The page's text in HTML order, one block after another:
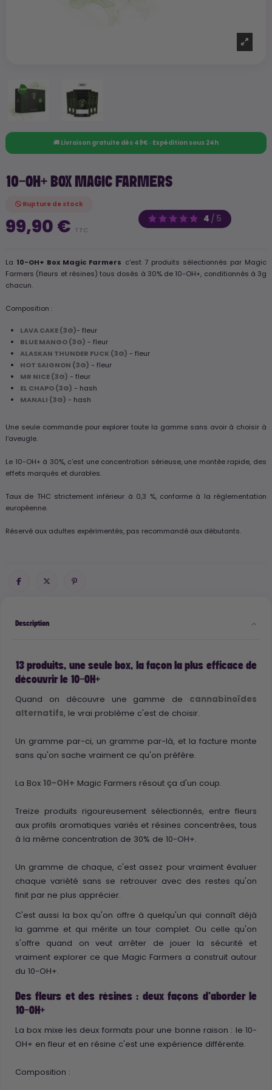
🚚 Livraison gratuite dès 49€ · Expédition sous 24h
10-OH+ BOX MAGIC FARMERS
4 / 5
Rupture de stock
99,90 € TTC
La 10-OH+ Box Magic Farmers c'est 7 produits sélectionnés par Magic
Farmers (fleurs et résines) tous dosés à 30% de 10-OH+, conditionnés à 3g
chacun.
Composition :
LAVA CAKE (3G)- fleur
BLUE MANGO (3G) - fleur
ALASKAN THUNDER FUCK (3G) - fleur
HOT SAIGNON (3G) - fleur
MR NICE (3G) - fleur
EL CHAPO (3G) - hash
MANALI (3G) - hash
Une seule commande pour explorer toute la gamme sans avoir à choisir à
l'aveugle.
Le 10-OH+ à 30%, c'est une concentration sérieuse, une montée rapide, des
effets marqués et durables.
Taux de THC strictement inférieur à 0,3 %, conforme à la réglementation
européenne.
Réservé aux adultes expérimentés, pas recommandé aux débutants.
Description
13 produits, une seule box, la façon la plus efficace de
découvrir le 10-OH+
Quand on découvre une gamme de cannabinoïdes
alternatifs, le vrai problème c'est de choisir.
Un gramme par-ci, un gramme par-là, et la facture monte
sans qu'on sache vraiment ce qu'on préfère.
La Box 10-OH+ Magic Farmers résout ça d'un coup.
Treize produits rigoureusement sélectionnés, entre fleurs
aux profils aromatiques variés et résines concentrées, tous
à la même concentration de 30% de 10-OH+.
Un gramme de chaque, c'est assez pour vraiment évaluer
chaque variété sans se retrouver avec des restes qu'on
finit par ne plus apprécier.
C'est aussi la box qu'on offre à quelqu'un qui connaît déjà
la gamme et qui mérite un tour complet. Ou celle qu'on
s'offre quand on veut arrêter de jouer la sécurité et
vraiment explorer ce que Magic Farmers a construit autour
du 10-OH+.
Des fleurs et des résines : deux façons d'aborder le
10-OH+
La box mixe les deux formats pour une bonne raison : le 10-
OH+ en fleur et en résine c'est une expérience différente.
Composition :